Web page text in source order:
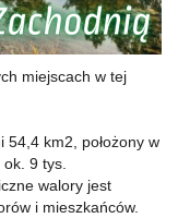
miejscach w tej
km2, położony w
9 tys.
walory jest
i mieszkańców.